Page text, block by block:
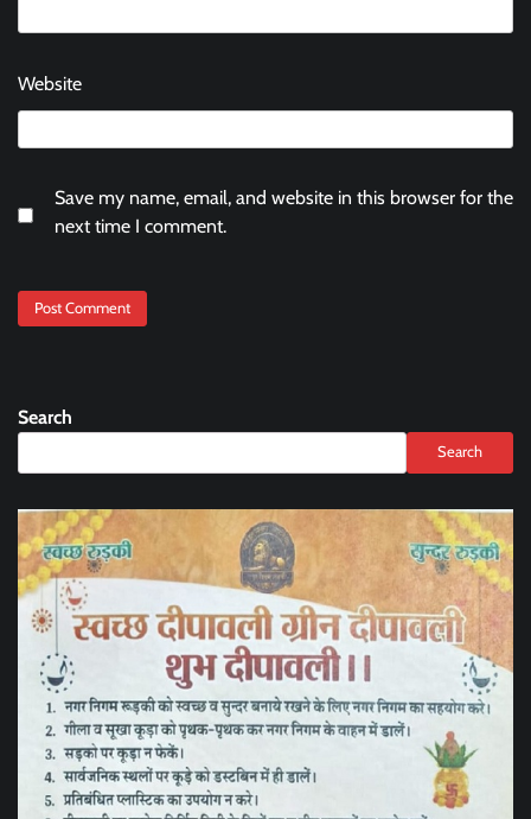
Website
Save my name, email, and website in this browser for the
next time I comment.
Search
Search